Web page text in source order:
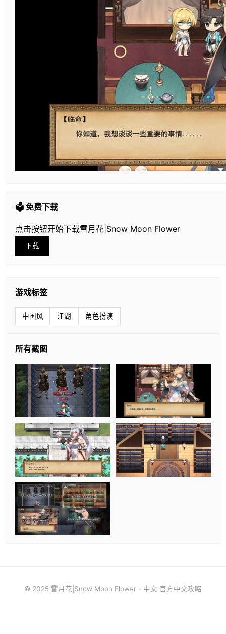
🗳️ 免费下载
点击按钮开始下载雪月花|Snow Moon Flower
下载
游戏标签
中国风 江湖 角色扮演
所有截图
© 2025 雪月花|Snow Moon Flower - 中文 官方中文攻略